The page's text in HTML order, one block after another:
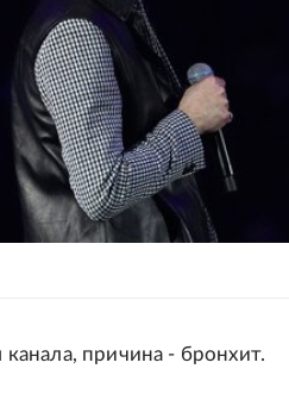
причина - бронхит.